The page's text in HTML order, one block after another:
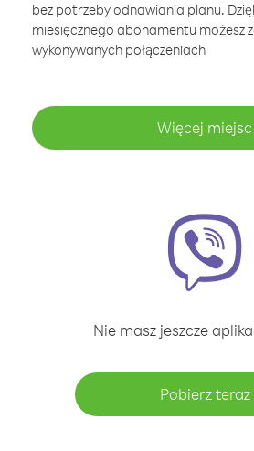
bez potrzeby odnawiania planu.
miesięcznego abonamentu możesz
wykonywanych połączeniach
Więcej miejsc
Nie masz jeszcze
Pobierz teraz